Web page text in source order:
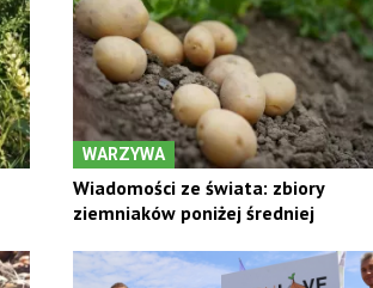
WARZYWA
Wiadomości ze świata: zbiory
ziemniaków poniżej średniej